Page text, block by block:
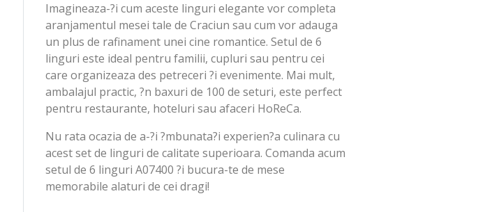
Imagineaza-?i cum aceste linguri elegante vor completa
aranjamentul mesei tale de Craciun sau cum vor adauga
un plus de rafinament unei cine romantice. Setul de 6
linguri este ideal pentru familii, cupluri sau pentru cei
care organizeaza des petreceri ?i evenimente. Mai mult,
ambalajul practic, ?n baxuri de 100 de seturi, este perfect
pentru restaurante, hoteluri sau afaceri HoReCa.
Nu rata ocazia de a-?i ?mbunata?i experien?a culinara cu
acest set de linguri de calitate superioara. Comanda acum
setul de 6 linguri A07400 ?i bucura-te de mese
memorabile alaturi de cei dragi!